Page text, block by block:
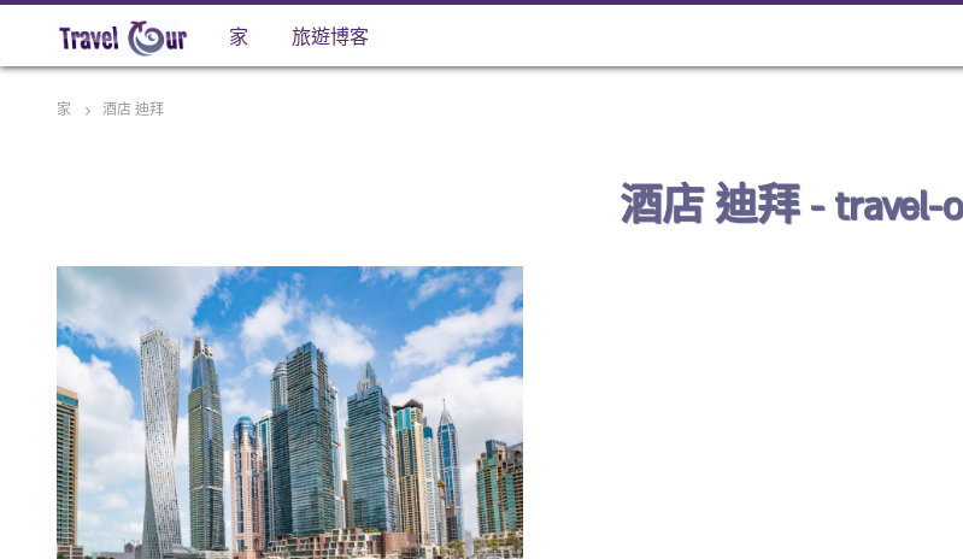
家 旅遊博客
家 酒店 迪拜
酒店 迪拜 - travel-